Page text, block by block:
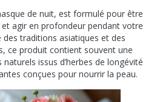
de nuit, est formulé pour être
agir en profondeur pendant votre
des traditions asiatiques et des
ce produit contient souvent une
issus d’herbes de longévité
conçues pour nourrir la peau.